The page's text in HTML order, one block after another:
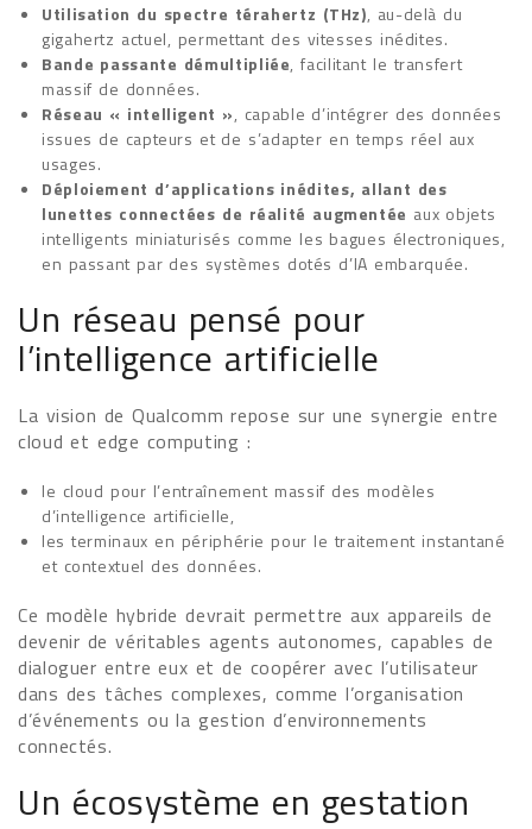
Utilisation du spectre térahertz (THz), au-delà du
gigahertz actuel, permettant des vitesses inédites.
Bande passante démultipliée, facilitant le transfert
massif de données.
Réseau « intelligent », capable d’intégrer des données
issues de capteurs et de s’adapter en temps réel aux
usages.
Déploiement d’applications inédites, allant des
lunettes connectées de réalité augmentée aux objets
intelligents miniaturisés comme les bagues électroniques,
en passant par des systèmes dotés d’IA embarquée.
Un réseau pensé pour
l’intelligence artificielle
La vision de Qualcomm repose sur une synergie entre
cloud et edge computing :
le cloud pour l’entraînement massif des modèles
d’intelligence artificielle,
les terminaux en périphérie pour le traitement instantané
et contextuel des données.
Ce modèle hybride devrait permettre aux appareils de
devenir de véritables agents autonomes, capables de
dialoguer entre eux et de coopérer avec l’utilisateur
dans des tâches complexes, comme l’organisation
d’événements ou la gestion d’environnements
connectés.
Un écosystème en gestation